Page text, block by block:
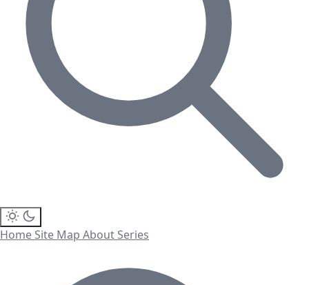
Home Site Map About Series